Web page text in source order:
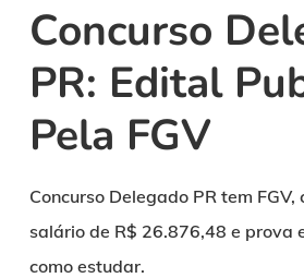
Concurso
PR: Edital
Pela FGV
Concurso Delegado PR tem
salário de R$ 26.876,48 e prova
como estudar.